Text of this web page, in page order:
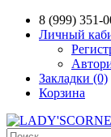
Сервис сравнения
8 (999) 351-
Личный
Закладки (0)
Корзина